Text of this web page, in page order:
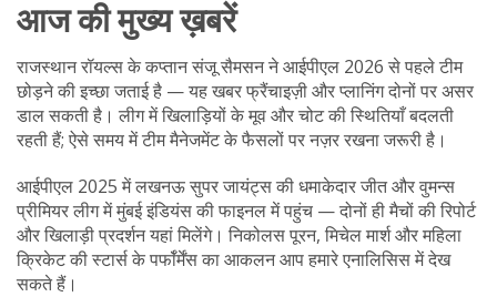
आज की मुख्य ख़बरें
राजस्थान रॉयल्स के कप्तान संजू सैमसन ने आईपीएल 2026 से पहले टीम
छोड़ने की इच्छा जताई है — यह खबर फ्रैंचाइज़ी और प्लानिंग दोनों पर असर
डाल सकती है। लीग में खिलाड़ियों के मूव और चोट की स्थितियाँ बदलती
रहती हैं; ऐसे समय में टीम मैनेजमेंट के फैसलों पर नज़र रखना जरूरी है।
आईपीएल 2025 में लखनऊ सुपर जायंट्स की धमाकेदार जीत और वुमन्स
प्रीमियर लीग में मुंबई इंडियंस की फाइनल में पहुंच — दोनों ही मैचों की रिपोर्ट
और खिलाड़ी प्रदर्शन यहां मिलेंगे। निकोलस पूरन, मिचेल मार्श और महिला
क्रिकेट की स्टार्स के पर्फॉर्मेंस का आकलन आप हमारे एनालिसिस में देख
सकते हैं।